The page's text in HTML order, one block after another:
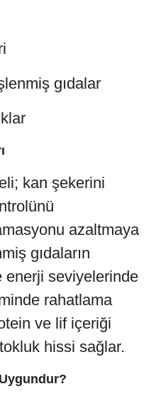
gıdalar
kan şekerini
azaltmaya
gıdaların
enerji seviyelerinde
rahatlama
ve lif içeriği
hissi sağlar.